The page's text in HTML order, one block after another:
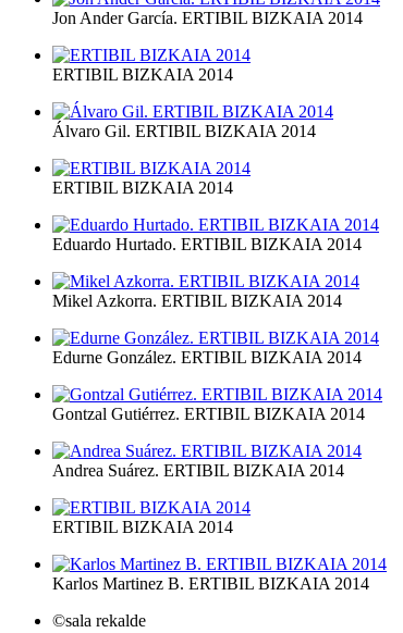
Jon Ander García. ERTIBIL BIZKAIA 2014
ERTIBIL BIZKAIA 2014
Álvaro Gil. ERTIBIL BIZKAIA 2014
ERTIBIL BIZKAIA 2014
Eduardo Hurtado. ERTIBIL BIZKAIA 2014
Mikel Azkorra. ERTIBIL BIZKAIA 2014
Edurne González. ERTIBIL BIZKAIA 2014
Gontzal Gutiérrez. ERTIBIL BIZKAIA 2014
Andrea Suárez. ERTIBIL BIZKAIA 2014
ERTIBIL BIZKAIA 2014
Karlos Martinez B. ERTIBIL BIZKAIA 2014
©sala rekalde